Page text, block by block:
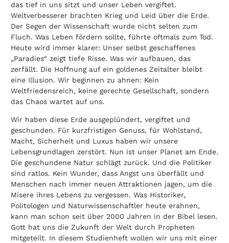
das tief in uns sitzt und unser Leben vergiftet.
Weltverbesserer brachten Krieg und Leid über die Erde.
Der Segen der Wissenschaft wurde nicht selten zum
Fluch. Was Leben fördern sollte, führte oftmals zum Tod.
Heute wird immer klarer: Unser selbst geschaffenes
„Paradies“ zeigt tiefe Risse. Was wir aufbauen, das
zerfällt. Die Hoffnung auf ein goldenes Zeitalter bleibt
eine Illusion. Wir beginnen zu ahnen: Kein
Weltfriedensreich, keine gerechte Gesellschaft, sondern
das Chaos wartet auf uns.
Wir haben diese Erde ausgeplündert, vergiftet und
geschunden. Für kurzfristigen Genuss, für Wohlstand,
Macht, Sicherheit und Luxus haben wir unsere
Lebensgrundlagen zerstört. Nun ist unser Planet am Ende.
Die geschundene Natur schlägt zurück. Und die Politiker
sind ratlos. Kein Wunder, dass Angst uns überfällt und
Menschen nach immer neuen Attraktionen jagen, um die
Misere ihres Lebens zu vergessen. Was Historiker,
Politologen und Naturwissenschaftler heute erahnen,
kann man schon seit über 2000 Jahren in der Bibel lesen.
Gott hat uns die Zukunft der Welt durch Propheten
mitgeteilt. In diesem Studienheft wollen wir uns mit einer